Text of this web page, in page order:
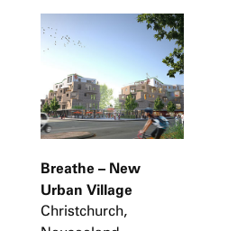
Breathe – New
Urban Village
Christchurch,